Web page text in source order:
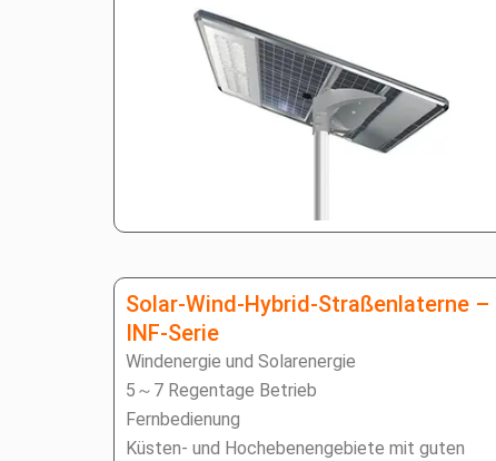
Solar-Wind-Hybrid-Straßenlaterne –
INF-Serie
Windenergie und Solarenergie
5～7 Regentage Betrieb
Fernbedienung
Küsten- und Hochebenengebiete mit guten